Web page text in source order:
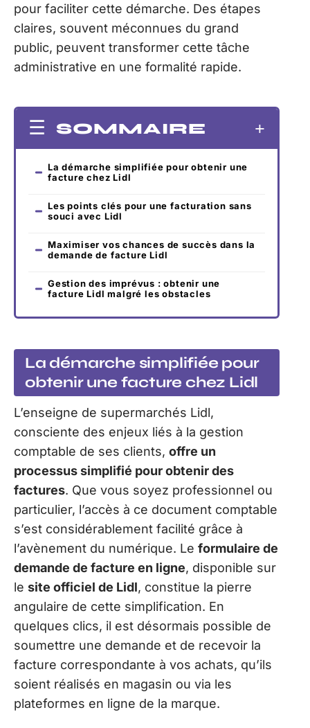
pour faciliter cette démarche. Des étapes
claires, souvent méconnues du grand
public, peuvent transformer cette tâche
administrative en une formalité rapide.
SOMMAIRE
La démarche simplifiée pour obtenir une
facture chez Lidl
Les points clés pour une facturation sans
souci avec Lidl
Maximiser vos chances de succès dans la
demande de facture Lidl
Gestion des imprévus : obtenir une
facture Lidl malgré les obstacles
La démarche simplifiée pour
obtenir une facture chez Lidl
L’enseigne de supermarchés Lidl,
consciente des enjeux liés à la gestion
comptable de ses clients, offre un
processus simplifié pour obtenir des
factures. Que vous soyez professionnel ou
particulier, l’accès à ce document comptable
s’est considérablement facilité grâce à
l’avènement du numérique. Le formulaire de
demande de facture en ligne, disponible sur
le site officiel de Lidl, constitue la pierre
angulaire de cette simplification. En
quelques clics, il est désormais possible de
soumettre une demande et de recevoir la
facture correspondante à vos achats, qu’ils
soient réalisés en magasin ou via les
plateformes en ligne de la marque.